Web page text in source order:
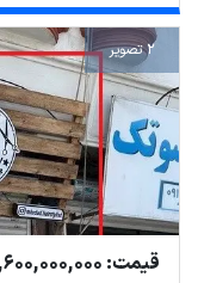
2 تصویر
قیمت: 12,600,000,000 تومان